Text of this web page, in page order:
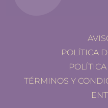
POLÍTICA
TÉRMINOS Y